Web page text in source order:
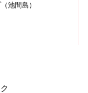
池間島）